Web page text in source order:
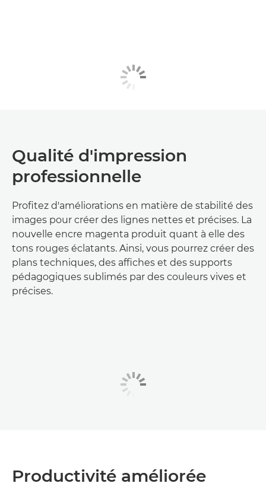
Qualité d'impression
professionnelle
Profitez d'améliorations en matière de stabilité des
images pour créer des lignes nettes et précises. La
nouvelle encre magenta produit quant à elle des
tons rouges éclatants. Ainsi, vous pourrez créer des
plans techniques, des affiches et des supports
pédagogiques sublimés par des couleurs vives et
précises.
Productivité améliorée